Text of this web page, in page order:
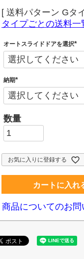
送料パターン Gタ
タイプごとの送料一
オートスライドドアを選択
(
必
須
)
納期
(
必
須
)
お気に入りに登録する
カートに入れ
商品についてのお問